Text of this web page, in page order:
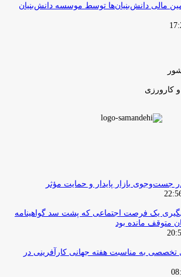
مالی دانش‌بنیان‌ها توسط موسسه دانش‌بنیان
کارورزی
جست‌وجوی بازار پایدار و حمایت مؤثر
یک فرصت اجتماعی که پشت سد گواهینامه
متوقف مانده بود
تخصصی به مناسبت هفته جهانی کارآفرینی در